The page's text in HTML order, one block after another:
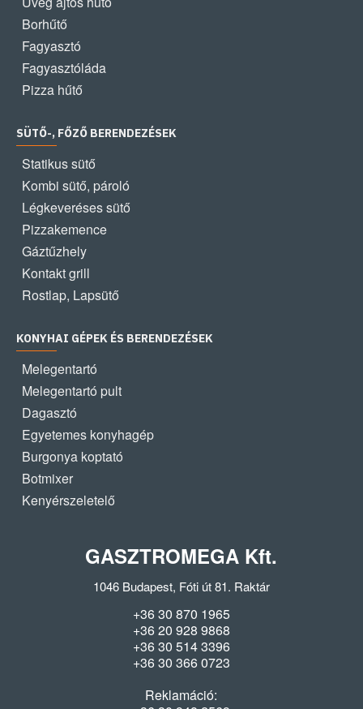
Borhűtő
Fagyasztó
Fagyasztóláda
Pizza hűtő
SÜTŐ-, FŐZŐ BERENDEZÉSEK
Statikus sütő
Kombi sütő, pároló
Légkeveréses sütő
Pizzakemence
Gáztűzhely
Kontakt grill
Rostlap, Lapsütő
KONYHAI GÉPEK ÉS BERENDEZÉSEK
Melegentartó
Melegentartó pult
Dagasztó
Egyetemes konyhagép
Burgonya koptató
Botmixer
Kenyérszeletelő
GASZTROMEGA Kft.
1046 Budapest, Fóti út 81. Raktár
+36 30 870 1965
+36 20 928 9868
+36 30 514 3396
+36 30 366 0723
Reklamáció: